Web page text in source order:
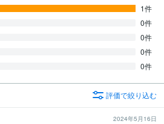
1件
0件
0件
0件
0件
評価で絞り込む
2024年5月16日